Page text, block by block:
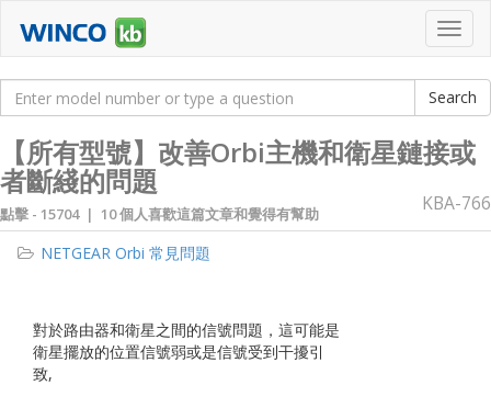
【所有型號】改善Orbi主機和衛星鏈接或
者斷綫的問題
點擊 - 15704 | 10 個人喜歡這篇文章和覺得有幫助 KBA-766
NETGEAR Orbi 常見問題
對於路由器和衛星之間的信號問題，這可能是
衛星擺放的位置信號弱或是信號受到干擾引
致,